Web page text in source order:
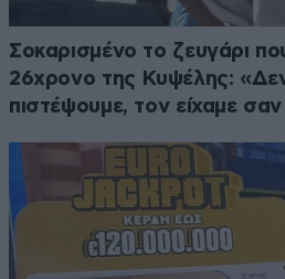
Σοκαρισμένο το ζευγάρι
26χρονο της Κυψέλης:
πιστέψουμε, τον είχαμε σαν